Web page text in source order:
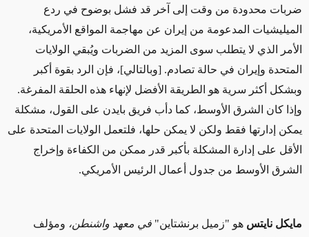
ضربات محدودة من وقت إلى آخر قد فشل بوضوح في ردع
الميليشيات المدعومة من إيران عن مهاجمة المواقع الأمريكية،
الأمر الذي لا يتطلب سوى المزيد من الضربات ويُبقي الولايات
المتحدة وإيران في حالة تصادم. [وبالتالي]، فإن الرد بقوة أكبر
وبشكل أكثر سرية هو الطريقة الأفضل لإنهاء هذه الحلقة المفرغة.
وإذا كان الشرق الأوسط، كما دأب فريق بايدن على القول، مشكلة
يمكن إدارتها فقط ولكن لا يمكن حلها، فلتعمل الولايات المتحدة على
الأقل على إدارة المشكلة بأكبر قدر ممكن من الكفاءة وإخراج
الشرق الأوسط من جدول أعمال الرئيس الأمريكي.
مايكل نايتس هو "زميل برنشتاين" في معهد واشنطن، ومؤلف